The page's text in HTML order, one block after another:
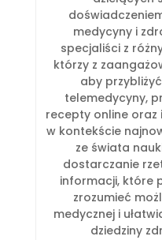
medycyny i
specjaliści z
którzy z
aby
telemedycyny,
recepty online
w kontekście
ze świata
dostarczanie
informacji, które
zrozumieć
medycznej i
dziedziny